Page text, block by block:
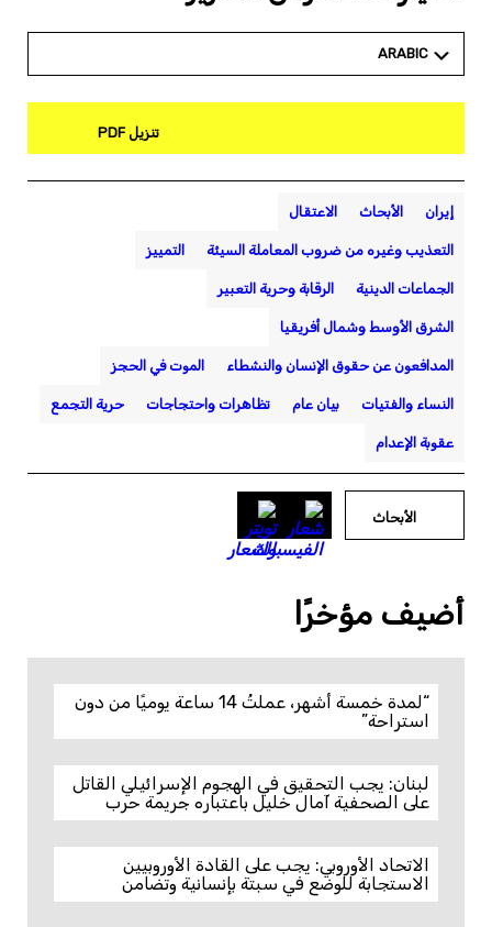
ARABIC
تنزيل PDF
إيران الأبحاث الاعتقال
التعذيب وغيره من ضروب المعاملة السيئة التمييز
الجماعات الدينية الرقابة وحرية التعبير
الشرق الأوسط وشمال أفريقيا
المدافعون عن حقوق الإنسان والنشطاء الموت في الحجز
النساء والفتيات بيان عام تظاهرات واحتجاجات حرية التجمع
عقوبة الإعدام
الأبحاث
أضيف مؤخرًا
“لمدة خمسة أشهر، عملتُ 14 ساعة يوميًا من دون
استراحة”
لبنان: يجب التحقيق في الهجوم الإسرائيلي القاتل
على الصحفية آمال خليل باعتباره جريمة حرب
الاتحاد الأوروبي: يجب على القادة الأوروبيين
الاستجابة للوضع في سبتة بإنسانية وتضامن